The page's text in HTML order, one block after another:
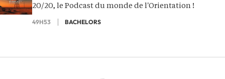
20/20, le Podcast du monde de l'Orientation !
49H53 BACHELORS